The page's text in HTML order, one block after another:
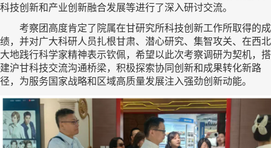
科技创新和产业创新融合发展等进行了深入研讨交流。
考察团高度肯定了院属在甘研究所科技创新工作所取得的成
绩，并对广大科研人员扎根甘肃、潜心研究、集智攻关、在西北
大地践行科学家精神表示钦佩，希望以此次考察调研为契机，搭
建沪甘科技交流沟通桥梁，积极探索协同创新和成果转化新路
径，为服务国家战略和区域高质量发展注入强劲创新动能。